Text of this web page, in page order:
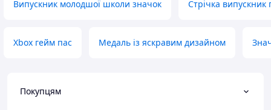
Випускник молодшої школи значок Стрічка випускник
Xbox гейм пас Медаль із яскравим дизайном
Покупцям